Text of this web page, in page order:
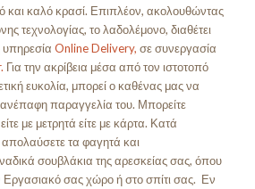
και καλό κρασί. Επιπλέον, ακολουθώντας
τεχνολογίας, το λαδολέμονο, διαθέτει
Online Delivery, σε συνεργασία
Για την ακρίβεια μέσα από τον ιστοτοπό
ευκολία, μπορεί ο καθένας μας να
ανέπαφη παραγγελία του. Μπορείτε
με μετρητά είτε με κάρτα. Κατά
τα φαγητά και
σουβλάκια της αρεσκείας σας, όπου
Εργασιακό σας χώρο ή στο σπίτι σας. Εν